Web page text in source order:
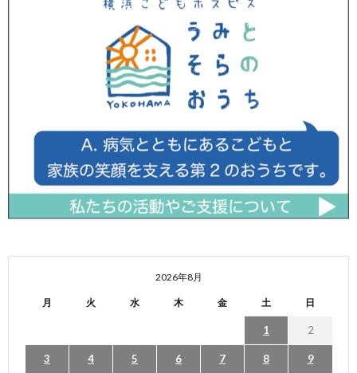
2026年8月
月 火 水 木 金 土 日
1 2
3 4 5 6 7 8 9